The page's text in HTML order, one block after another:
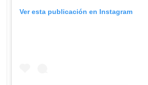
Ver esta publicación en Instagram